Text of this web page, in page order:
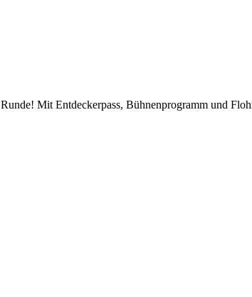
Mit Entdeckerpass, Bühnenprogramm und